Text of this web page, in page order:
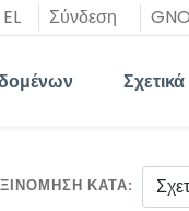
EL Σύνδεση
ΚΑΤΆ